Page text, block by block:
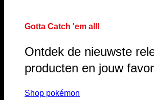
Gotta Catch 'em all!
Ontdek de nieuwste
producten en jouw
Shop pokémon